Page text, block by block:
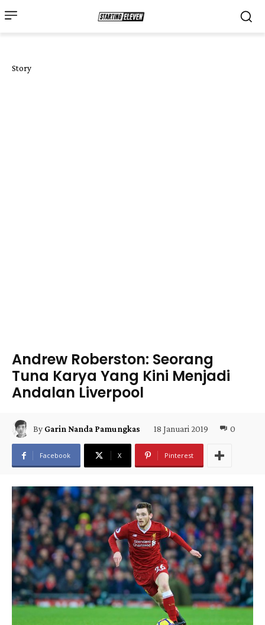
Story
Andrew Roberston: Seorang
Tuna Karya Yang Kini Menjadi
Andalan Liverpool
By Garin Nanda Pamungkas 18 Januari 2019 0
Facebook X Pinterest